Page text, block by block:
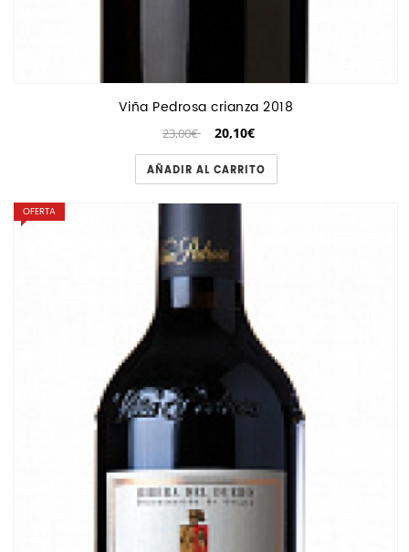
Viña Pedrosa crianza 2018
23,00€ 20,10€
AÑADIR AL CARRITO
OFERTA